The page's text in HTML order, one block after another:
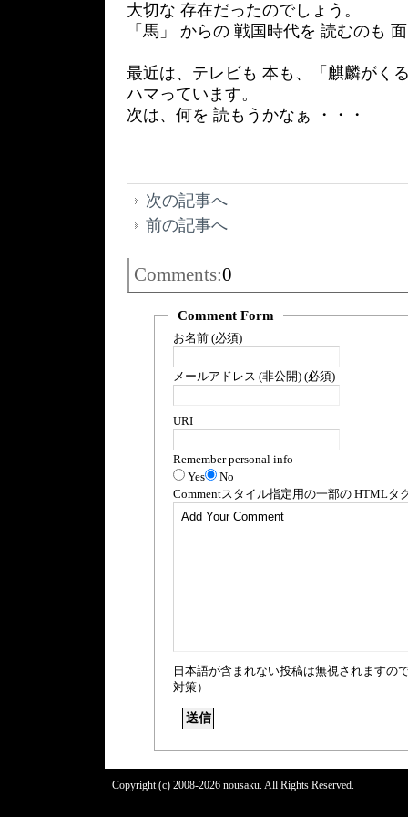
大切な 存在だったのでしょう。
「馬」 からの 戦国時代を 読むのも
最近は、テレビも 本も、「麒麟がく
ハマっています。
次は、何を 読もうかなぁ ・・・
次の記事へ
前の記事へ
Comments:0
Comment Form
お名前 (必須)
メールアドレス (非公開) (必須)
URI
Remember personal info
Yes
No
Commentスタイル指定用の一部の HTMLタ
日本語が含まれない投稿は無視されますの
対策）
Copyright (c) 2008-2026 nousaku. All Rights Reserved.